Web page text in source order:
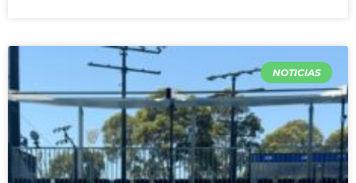
NOTICIAS